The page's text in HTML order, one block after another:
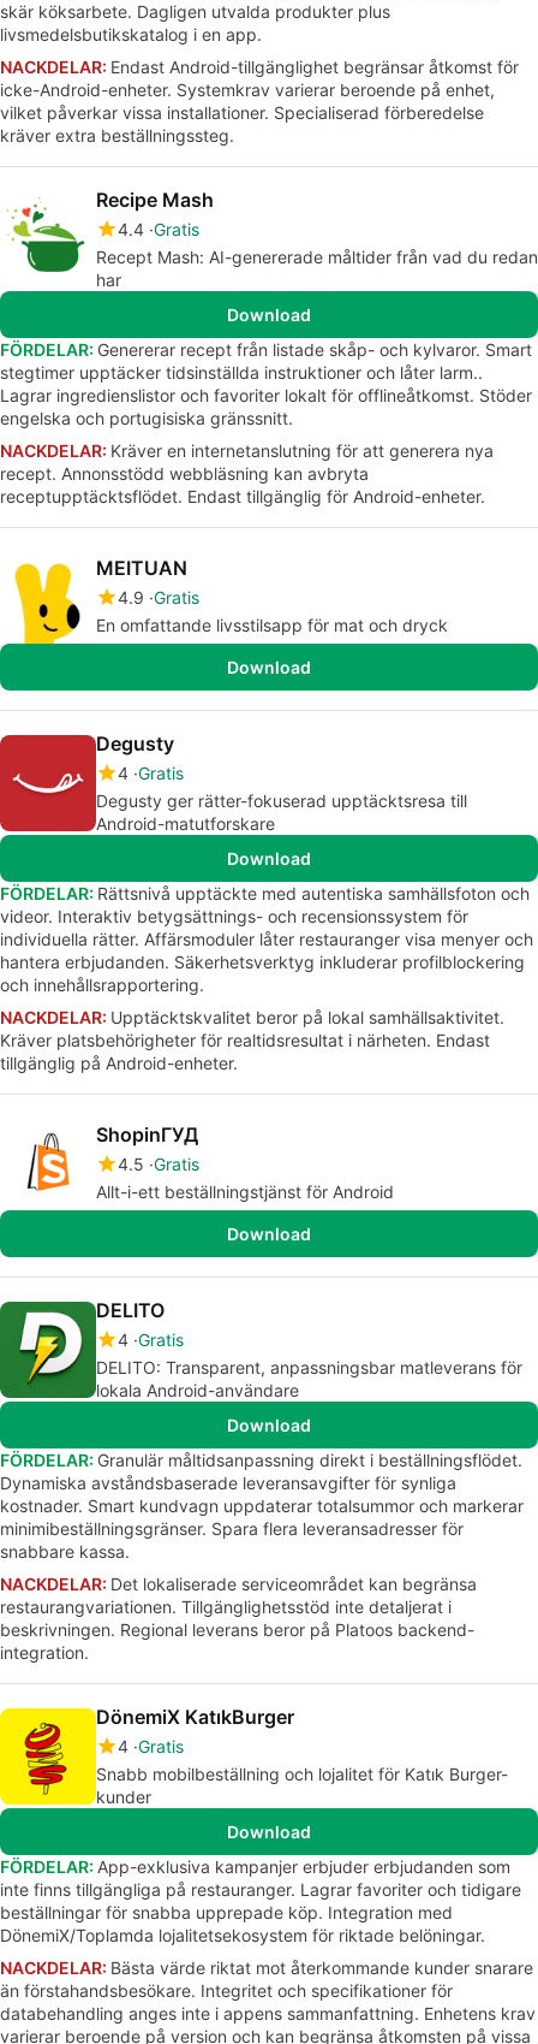
skär köksarbete. Dagligen utvalda produkter plus
livsmedelsbutikskatalog i en app.
NACKDELAR: Endast Android-tillgänglighet begränsar åtkomst för
icke-Android-enheter. Systemkrav varierar beroende på enhet,
vilket påverkar vissa installationer. Specialiserad förberedelse
kräver extra beställningssteg.
Recipe Mash
4.4 Gratis
Recept Mash: AI-genererade måltider från vad du redan
har
Download
FÖRDELAR: Genererar recept från listade skåp- och kylvaror. Smart
stegtimer upptäcker tidsinställda instruktioner och låter larm..
Lagrar ingredienslistor och favoriter lokalt för offlineåtkomst. Stöder
engelska och portugisiska gränssnitt.
NACKDELAR: Kräver en internetanslutning för att generera nya
recept. Annonsstödd webbläsning kan avbryta
receptupptäcktsflödet. Endast tillgänglig för Android-enheter.
MEITUAN
4.9 Gratis
En omfattande livsstilsapp för mat och dryck
Download
Degusty
4 Gratis
Degusty ger rätter-fokuserad upptäcktsresa till
Android-matutforskare
Download
FÖRDELAR: Rättsnivå upptäckte med autentiska samhällsfoton och
videor. Interaktiv betygsättnings- och recensionssystem för
individuella rätter. Affärsmoduler låter restauranger visa menyer och
hantera erbjudanden. Säkerhetsverktyg inkluderar profilblockering
och innehållsrapportering.
NACKDELAR: Upptäcktskvalitet beror på lokal samhällsaktivitet.
Kräver platsbehörigheter för realtidsresultat i närheten. Endast
tillgänglig på Android-enheter.
ShopinГУД
4.5 Gratis
Allt-i-ett beställningstjänst för Android
Download
DELITO
4 Gratis
DELITO: Transparent, anpassningsbar matleverans för
lokala Android-användare
Download
FÖRDELAR: Granulär måltidsanpassning direkt i beställningsflödet.
Dynamiska avståndsbaserade leveransavgifter för synliga
kostnader. Smart kundvagn uppdaterar totalsummor och markerar
minimibeställningsgränser. Spara flera leveransadresser för
snabbare kassa.
NACKDELAR: Det lokaliserade serviceområdet kan begränsa
restaurangvariationen. Tillgänglighetsstöd inte detaljerat i
beskrivningen. Regional leverans beror på Platoos backend-
integration.
DönemiX KatıkBurger
4 Gratis
Snabb mobilbeställning och lojalitet för Katık Burger-
kunder
Download
FÖRDELAR: App-exklusiva kampanjer erbjuder erbjudanden som
inte finns tillgängliga på restauranger. Lagrar favoriter och tidigare
beställningar för snabba upprepade köp. Integration med
DönemiX/Toplamda lojalitetsekosystem för riktade belöningar.
NACKDELAR: Bästa värde riktat mot återkommande kunder snarare
än förstahandsbesökare. Integritet och specifikationer för
databehandling anges inte i appens sammanfattning. Enhetens krav
varierar beroende på version och kan begränsa åtkomsten på vissa